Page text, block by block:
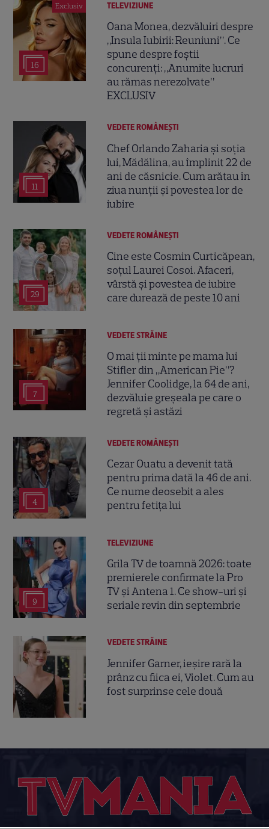
Exclusiv
16
TELEVIZIUNE
Oana Monea, dezvăluiri despre
„Insula Iubirii: Reuniuni”. Ce
spune despre foștii
concurenți: „Anumite lucruri
au rămas nerezolvate”
EXCLUSIV
11
VEDETE ROMÂNEŞTI
Chef Orlando Zaharia și soția
lui, Mădălina, au împlinit 22 de
ani de căsnicie. Cum arătau în
ziua nunții și povestea lor de
iubire
29
VEDETE ROMÂNEŞTI
Cine este Cosmin Curticăpean,
soțul Laurei Cosoi. Afaceri,
vârstă și povestea de iubire
care durează de peste 10 ani
7
VEDETE STRĂINE
O mai ții minte pe mama lui
Stifler din „American Pie”?
Jennifer Coolidge, la 64 de ani,
dezvăluie greșeala pe care o
regretă și astăzi
4
VEDETE ROMÂNEŞTI
Cezar Ouatu a devenit tată
pentru prima dată la 46 de ani.
Ce nume deosebit a ales
pentru fetița lui
9
TELEVIZIUNE
Grila TV de toamnă 2026: toate
premierele confirmate la Pro
TV și Antena 1. Ce show-uri și
seriale revin din septembrie
VEDETE STRĂINE
Jennifer Garner, ieșire rară la
prânz cu fiica ei, Violet. Cum au
fost surprinse cele două